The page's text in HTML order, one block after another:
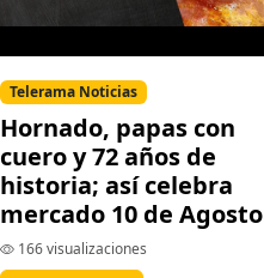
Telerama Noticias
Hornado, papas con
cuero y 72 años de
historia; así celebra
mercado 10 de Agosto
166 visualizaciones